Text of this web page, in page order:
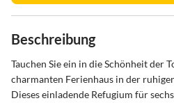
Beschreibung
Tauchen Sie ein in die Schönheit der
charmanten Ferienhaus in der
Dieses einladende Refugium für